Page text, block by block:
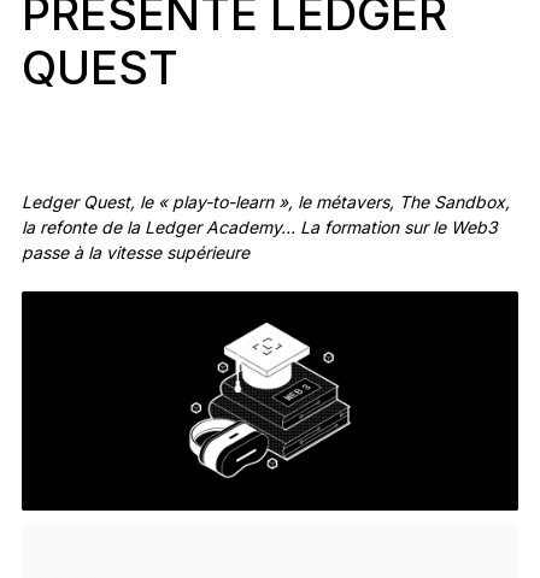
Accessoires
Solutions de récupération
Comparer les signers Ledger
PRÉSENTE LEDGER
QUEST
Ledger Quest, le « play-to-learn », le métavers, The Sandbox,
la refonte de la Ledger Academy… La formation sur le Web3
passe à la vitesse supérieure